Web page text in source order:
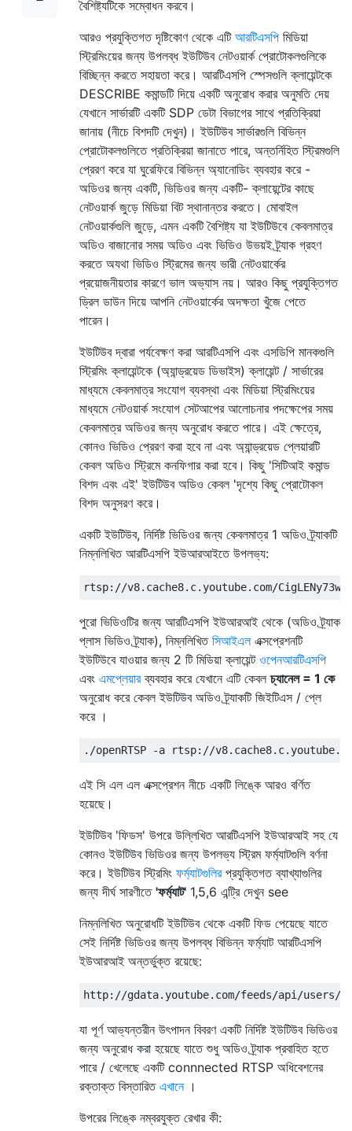
বৈশিষ্ট্যটিকে সম্বোধন করবে।
আরও প্রযুক্তিগত দৃষ্টিকোণ থেকে এটি আরটিএসপি মিডিয়া
স্ট্রিমিংয়ের জন্য উপলব্ধ ইউটিউব নেটওয়ার্ক প্রোটোকলগুলিকে
বিচ্ছিন্ন করতে সহায়তা করে। আরটিএসপি স্পেসগুলি ক্লায়েন্টকে
DESCRIBE কমান্ডটি দিয়ে একটি অনুরোধ করার অনুমতি দেয়
যেখানে সার্ভারটি একটি SDP ডেটা বিভাগের সাথে প্রতিক্রিয়া
জানায় (নীচে বিশদটি দেখুন)। ইউটিউব সার্ভারগুলি বিভিন্ন
প্রোটোকলগুলিতে প্রতিক্রিয়া জানাতে পারে, অন্তর্নিহিত স্ট্রিমগুলি
প্রেরণ করে যা ঘুরেফিরে বিভিন্ন অ্যানোডিং ব্যবহার করে -
অডিওর জন্য একটি, ভিডিওর জন্য একটি- ক্লায়েন্টের কাছে
নেটওয়ার্ক জুড়ে মিডিয়া বিট স্থানান্তর করতে। মোবাইল
নেটওয়ার্কগুলি জুড়ে, এমন একটি বৈশিষ্ট্য যা ইউটিউবে কেবলমাত্র
অডিও বাজানোর সময় অডিও এবং ভিডিও উভয়ই ট্র্যাক গ্রহণ
করতে অযথা ভিডিও স্ট্রিমের জন্য ভারী নেটওয়ার্কের
প্রয়োজনীয়তার কারণে ভাল অভ্যাস নয়। আরও কিছু প্রযুক্তিগত
ড্রিল ডাউন দিয়ে আপনি নেটওয়ার্কের অদক্ষতা খুঁজে পেতে
পারেন।
ইউটিউব দ্বারা পর্যবেক্ষণ করা আরটিএসপি এবং এসডিপি মানকগুলি
স্ট্রিমিং ক্লায়েন্টকে (অ্যান্ড্রয়েড ডিভাইস) ক্লায়েন্ট / সার্ভারের
মাধ্যমে কেবলমাত্র সংযোগ ব্যবস্থা এবং মিডিয়া স্ট্রিমিংয়ের
মাধ্যমে নেটওয়ার্ক সংযোগ সেটআপের আলোচনার পদক্ষেপের সময়
কেবলমাত্র অডিওর জন্য অনুরোধ করতে পারে। এই ক্ষেত্রে,
কোনও ভিডিও প্রেরণ করা হবে না এবং অ্যান্ড্রয়েড প্লেয়ারটি
কেবল অডিও স্ট্রিমে কনফিগার করা হবে। কিছু 'সিটিআই কমান্ড
বিশদ এবং এই' ইউটিউব অডিও কেবল 'দৃশ্যে কিছু প্রোটোকল
বিশদ অনুসরণ করে।
একটি ইউটিউব, নির্দিষ্ট ভিডিওর জন্য কেবলমাত্র 1 অডিও ট্র্যাকটি
নিম্নলিখিত আরটিএসপি ইউআরআইতে উপলভ্য:
পুরো ভিডিওটির জন্য আরটিএসপি ইউআরআই থেকে (অডিও ট্র্যাক
প্লাস ভিডিও ট্র্যাক), নিম্নলিখিত সিআইএলএক্সপ্রেশনটি
ইউটিউবে যাওয়ার জন্য 2 টি মিডিয়া ক্লায়েন্ট ওপেনআরটিএসপি
এবং এমপ্লেয়ারব্যবহার করে যেখানে এটি কেবলচ্যানেল = 1 কে
অনুরোধ করে কেবল ইউটিউব অডিও ট্র্যাকটি জিইটিএস / প্লে
করে ।
এই সি এল এল এক্সপ্রেশন নীচে একটি লিঙ্কে আরও বর্ণিত
হয়েছে।
ইউটিউব 'ফিডস' উপরে উল্লিখিত আরটিএসপি ইউআরআই সহ যে
কোনও ইউটিউব ভিডিওর জন্য উপলভ্য স্ট্রিম ফর্ম্যাটগুলি বর্ণনা
করে। ইউটিউব স্ট্রিমিং ফর্ম্যাটগুলিরপ্রযুক্তিগত ব্যাখ্যাগুলির
জন্য দীর্ঘ সারণীতে 'ফর্ম্যাট' 1,5,6 এন্ট্রি দেখুন see
নিম্নলিখিত অনুরোধটি ইউটিউব থেকে একটি ফিড পেয়েছে যাতে
সেই নির্দিষ্ট ভিডিওর জন্য উপলব্ধ বিভিন্ন ফর্ম্যাট আরটিএসপি
ইউআরআই অন্তর্ভুক্ত রয়েছে:
যা পূর্ণ আভ্যন্তরীন উৎপাদন বিবরণ একটি নির্দিষ্ট ইউটিউব ভিডিওর
জন্য অনুরোধ করা হয়েছে যাতে শুধু অডিও ট্র্যাক প্রবাহিত হতে
পারে / খেলেছে একটি connnected RTSP অধিবেশনের
রক্তাক্ত বিস্তারিত এখানে।
উপরের লিঙ্কে নম্বরযুক্ত রেখার কী: